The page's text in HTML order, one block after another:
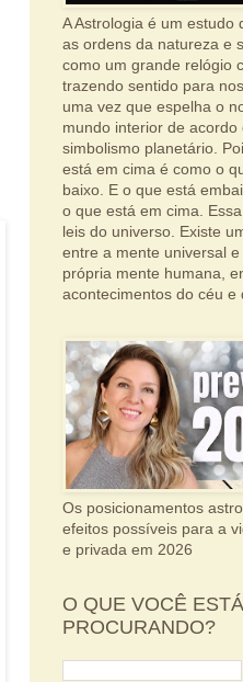
A Astrologia é um estudo
as ordens da natureza e
como um grande relógio
trazendo sentido para
uma vez que espelha o
mundo interior de acordo
simbolismo planetário.
está em cima é como o
baixo. E o que está
o que está em cima.
leis do universo. Existe
entre a mente universal
própria mente humana,
acontecimentos do céu e
Os posicionamentos
efeitos possíveis para a
e privada em 2026
O QUE VOCÊ ESTÁ
PROCURANDO?